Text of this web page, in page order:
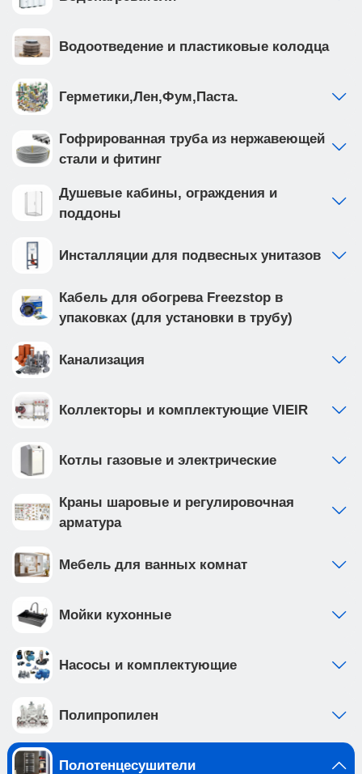
Водоотведение и пластиковые колодца
Герметики,Лен,Фум,Паста.
Гофрированная труба из нержавеющей
стали и фитинг
Душевые кабины, ограждения и
поддоны
Инсталляции для подвесных унитазов
Кабель для обогрева Freezstop в
упаковках (для установки в трубу)
Канализация
Коллекторы и комплектующие VIEIR
Котлы газовые и электрические
Краны шаровые и регулировочная
арматура
Мебель для ванных комнат
Мойки кухонные
Насосы и комплектующие
Полипропилен
Полотенцесушители